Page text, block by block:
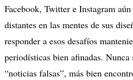
Facebook, Twitter e Instagram
distantes en las mentes de sus
responder a esos desafíos
periodísticas bien afinadas. Nunca
“noticias falsas”, más bien